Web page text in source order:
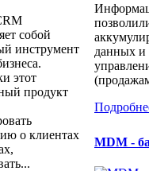
собой
инструмент
этот
продукт
о клиентах
данных и
MDM -